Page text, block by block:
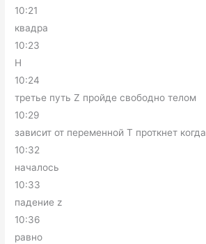
10:21
квадра
10:23
H
10:24
третье путь Z пройде свободно телом
10:29
зависит от переменной Т проткнет когда
10:32
началось
10:33
падение z
10:36
равно